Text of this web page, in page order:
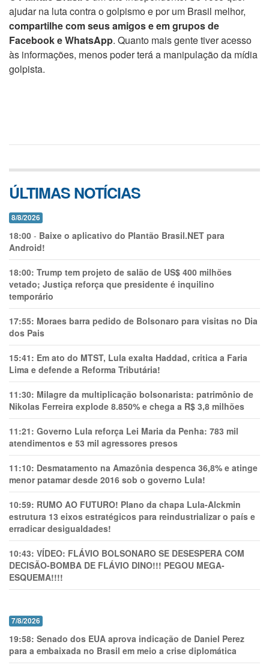
ajudar na luta contra o golpismo e por um Brasil melhor,
compartilhe com seus amigos e em grupos de
Facebook e WhatsApp. Quanto mais gente tiver acesso
às informações, menos poder terá a manipulação da mídia
golpista.
ÚLTIMAS NOTÍCIAS
8/8/2026
18:00 - Baixe o aplicativo do Plantão Brasil.NET para
Android!
18:00: Trump tem projeto de salão de US$ 400 milhões
vetado; Justiça reforça que presidente é inquilino
temporário
17:55: Moraes barra pedido de Bolsonaro para visitas no Dia
dos Pais
15:41: Em ato do MTST, Lula exalta Haddad, critica a Faria
Lima e defende a Reforma Tributária!
11:30: Milagre da multiplicação bolsonarista: patrimônio de
Nikolas Ferreira explode 8.850% e chega a R$ 3,8 milhões
11:21: Governo Lula reforça Lei Maria da Penha: 783 mil
atendimentos e 53 mil agressores presos
11:10: Desmatamento na Amazônia despenca 36,8% e atinge
menor patamar desde 2016 sob o governo Lula!
10:59: RUMO AO FUTURO! Plano da chapa Lula-Alckmin
estrutura 13 eixos estratégicos para reindustrializar o país e
erradicar desigualdades!
10:43: VÍDEO: FLÁVIO BOLSONARO SE DESESPERA COM
DECISÃO-BOMBA DE FLÁVIO DINO!!! PEGOU MEGA-
ESQUEMA!!!!
7/8/2026
19:58: Senado dos EUA aprova indicação de Daniel Perez
para a embaixada no Brasil em meio a crise diplomática